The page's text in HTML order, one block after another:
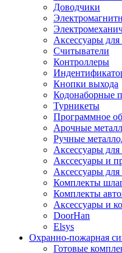
Доводчики
Аксессуары для
Считыватели
Контроллеры
Кнопки выхода
Кодонаборные
Турникеты
Программное
Арочные
Ручные
Аксессуары для
Акссесуары и
Аксессуары для
Комплекты
Комплекты
Аксессуары и
DoorHan
Elsys
Охранно-пожарная
Готовые